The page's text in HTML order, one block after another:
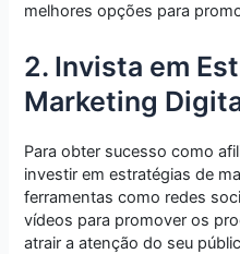
melhores opções para
2. Invista em
Marketing
Para obter sucesso como
investir em estratégias de
ferramentas como redes
vídeos para promover os
atrair a atenção do seu